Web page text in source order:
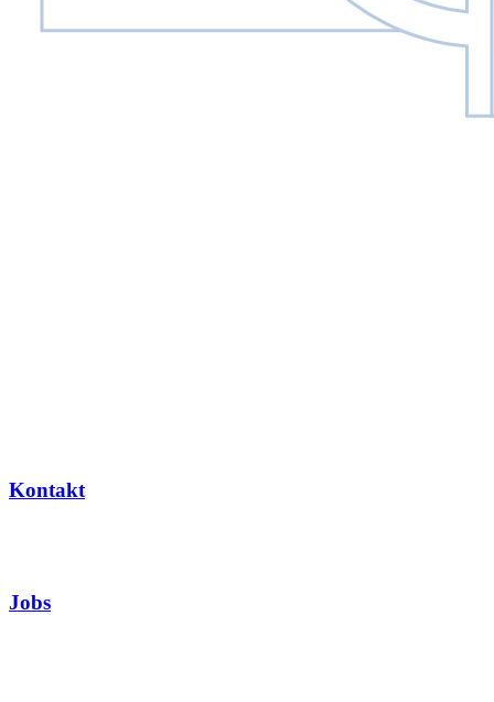
Kontakt
Jobs